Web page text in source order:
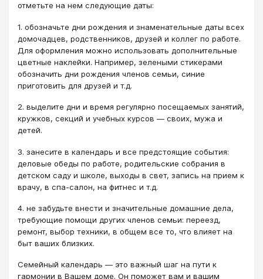
отметьте на нем следующие даты:
1. обозначьте дни рождения и знаменательные даты всех
домочадцев, родственников, друзей и коллег по работе.
Для оформления можно использовать дополнительные
цветные наклейки. Например, зелеными стикерами
обозначить дни рождения членов семьи, синие
приготовить для друзей и т.д.
2. выделите дни и время регулярно посещаемых занятий,
кружков, секций и учебных курсов — своих, мужа и
детей.
3. занесите в календарь и все предстоящие события:
деловые обеды по работе, родительские собрания в
детском саду и школе, выходы в свет, запись на прием к
врачу, в спа-салон, на фитнес и т.д.
4. не забудьте внести и значительные домашние дела,
требующие помощи других членов семьи: переезд,
ремонт, выбор техники, в общем все то, что влияет на
быт ваших близких.
Семейный календарь — это важный шаг на пути к
гармонии в Вашем доме. Он поможет вам и вашим